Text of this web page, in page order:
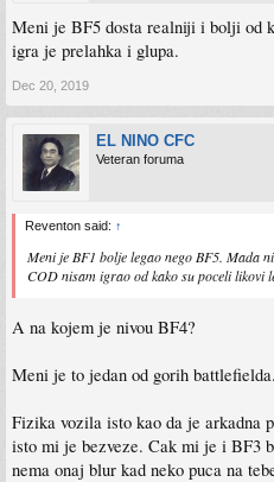
Meni je BF5 dosta realniji i bolji od
igra je prelahka i glupa.
Dec 20, 2019
EL NINO CFC
Veteran foruma
Reventon said: ↑
Meni je BF1 bolje legao nego BF5. Mada
COD nisam igrao od kako su poceli likovi
A na kojem je nivou BF4?
Meni je to jedan od gorih battlefielda.
Fizika vozila isto kao da je arkadna
isto mi je bezveze. Cak mi je i BF3
nema onaj blur kad neko puca na